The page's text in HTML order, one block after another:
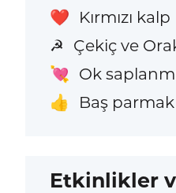
❤️ Kırmızı kalp
☭ Çekiç ve
💘 Ok
👍 Baş
Etkinlikler